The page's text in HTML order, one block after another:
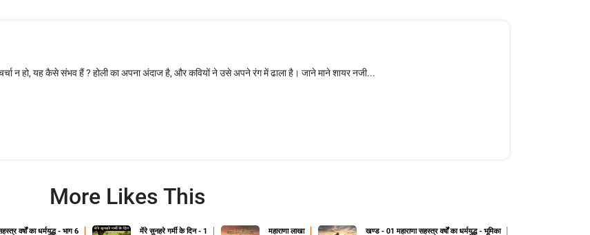
चर्चा न हो, यह कैसे संभव हैं ? होली का अपना अंदाज है, और कवियों ने उसे अपने रंग में ढाला है। जाने माने शायर नजी...
More Likes This
वर्षों का धर्मयुद्ध - भाग 6 मेंरे सुनहरे गर्मी के दिन - 1 महाराणा लाखा खण्ड - 01 महाराणा सहस्त्र वर्षों का धर्मयुद्ध - भूमिका